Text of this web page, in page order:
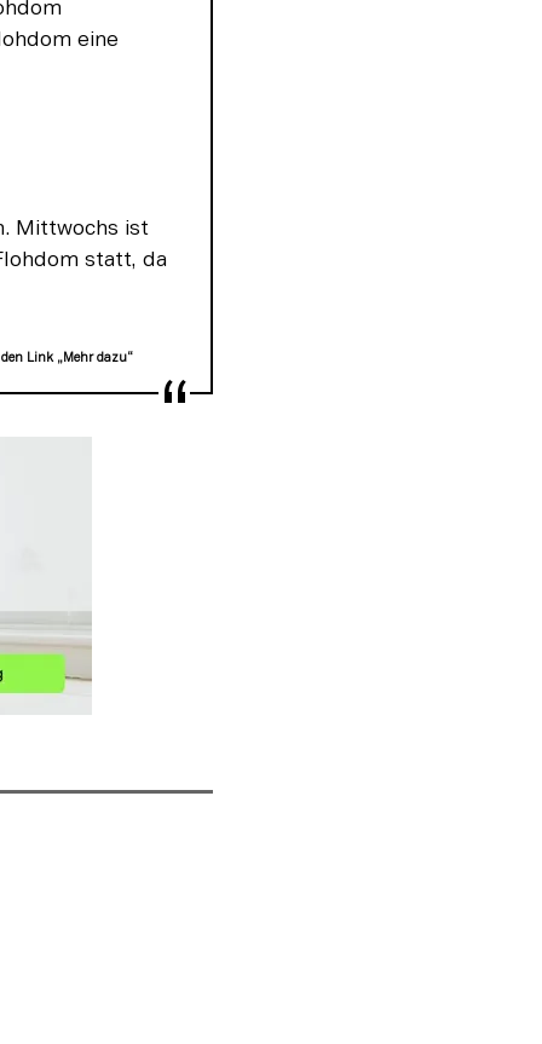
eine
Mittwochs ist
statt, da
Link „Mehr dazu“